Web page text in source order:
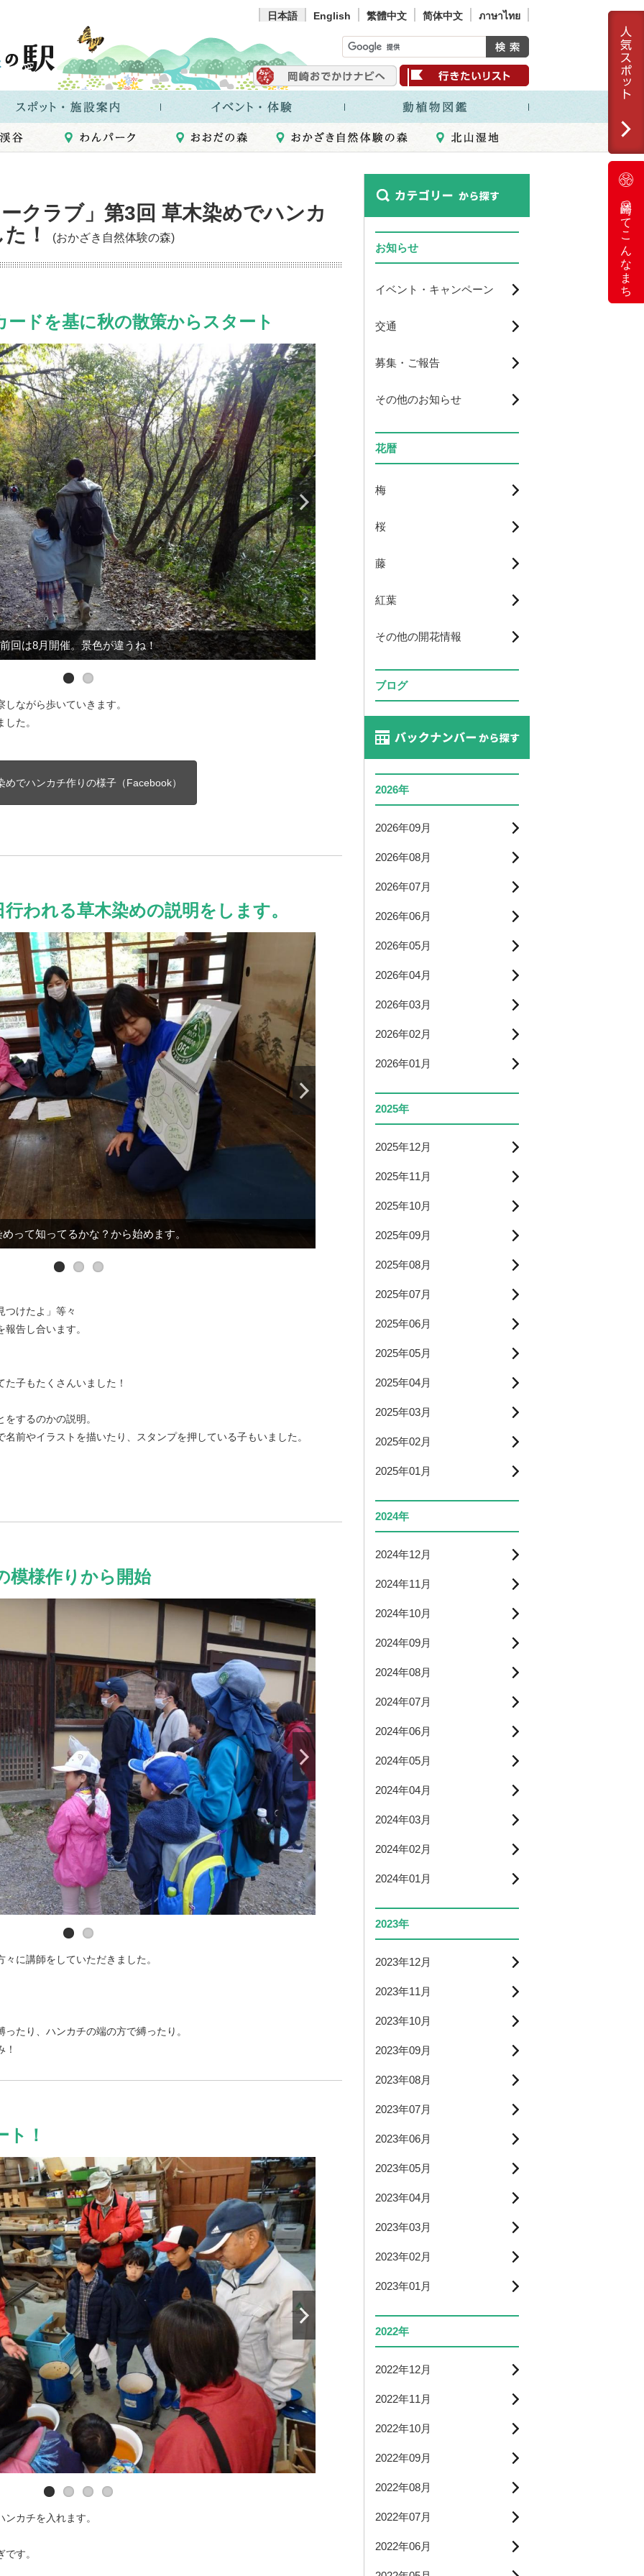
日本語 English 繁體中文 简体中文 ภาษาไทย
岡崎ってこんなまち
クラブ」第3回 草木染めでハンカ
！
(おかざき自然体験の森)
ドを基に秋の散策からスタート
前回は8月開催。景色が違うね！
何か見つけた！
ながら歩いていきます。
た。
めでハンカチ作りの様子（Facebook）
われる草木染めの説明をします。
って知ってるかな？から始めます。
クワガタ描いてました。上手！
つけたよ」等々
告し合います。
子もたくさんいました！
するのかの説明。
前やイラストを描いたり、スタンプを押している子もいました。
模様作りから開始
、折りたたんで箸で挟んだりして模様づくり
に講師をしていただきました。
たり、ハンカチの端の方で縛ったり。
！
モギ・桜・玉ねぎから染色します
ヨモギが人気です！
匂いするかな？
カチを入れます。
す。
お知らせ
イベント・キャンペーン
交通
募集・ご報告
その他のお知らせ
花暦
梅
桜
藤
紅葉
その他の開花情報
ブログ
2026年
2026年09月
2026年08月
2026年07月
2026年06月
2026年05月
2026年04月
2026年03月
2026年02月
2026年01月
2025年
2025年12月
2025年11月
2025年10月
2025年09月
2025年08月
2025年07月
2025年06月
2025年05月
2025年04月
2025年03月
2025年02月
2025年01月
2024年
2024年12月
2024年11月
2024年10月
2024年09月
2024年08月
2024年07月
2024年06月
2024年05月
2024年04月
2024年03月
2024年02月
2024年01月
2023年
2023年12月
2023年11月
2023年10月
2023年09月
2023年08月
2023年07月
2023年06月
2023年05月
2023年04月
2023年03月
2023年02月
2023年01月
2022年
2022年12月
2022年11月
2022年10月
2022年09月
2022年08月
2022年07月
2022年06月